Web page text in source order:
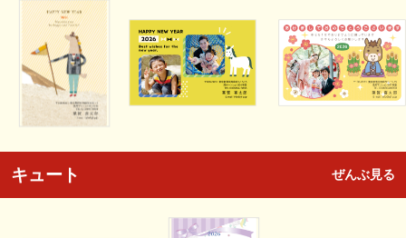
キュート ぜんぶ見る